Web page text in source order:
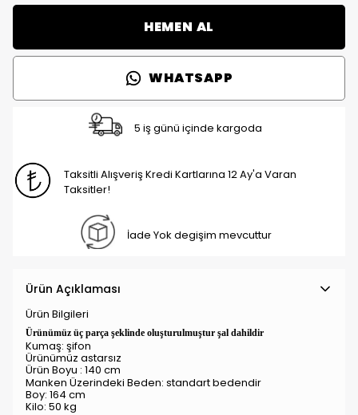
HEMEN AL
WHATSAPP
5 iş günü içinde kargoda
Taksitli Alışveriş Kredi Kartlarına 12 Ay'a Varan
Taksitler!
İade Yok degişim mevcuttur
Ürün Açıklaması
Ürün Bilgileri
Ürünümüz üç parça şeklinde oluşturulmuştur şal dahildir
Kumaş: şifon
Ürünümüz astarsız
Ürün Boyu : 140 cm
Manken Üzerindeki Beden: standartbedendir
Boy: 164 cm
Kilo: 50 kg